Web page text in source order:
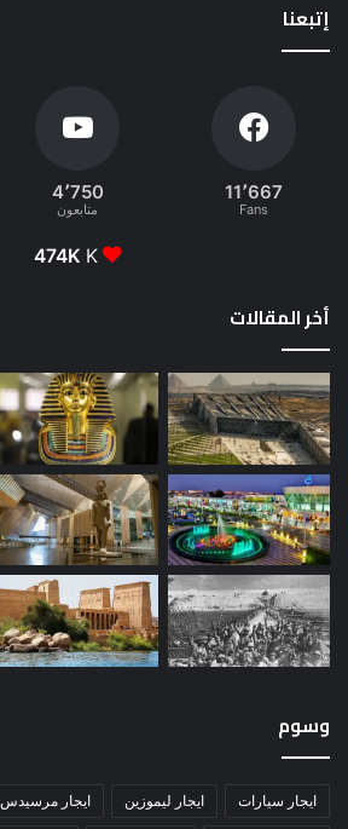
إتبعنا
11٬667
Fans
4٬750
متابعون
474K K
أخر المقالات
وسوم
ايجار سيارات ايجار ليموزين ايجار مرسيدس